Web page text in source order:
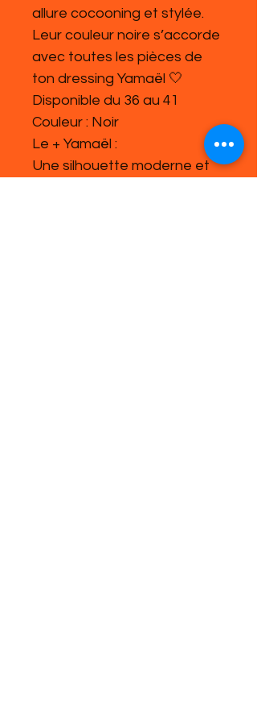
allure cocooning et stylée.
Leur couleur noire s’accorde
avec toutes les pièces de
ton dressing Yamaël 🤍
Disponible du 36 au 41
Couleur : Noir
Le + Yamaël :
Une silhouette moderne et